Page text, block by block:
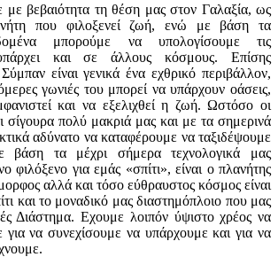
με βεβαιότητα τη θέση μας στον Γαλαξία, ως
που φιλοξενεί ζωή, ενώ με βάση τα
μπορούμε να υπολογίσουμε τις
και σε άλλους κόσμους. Επίσης
είναι γενικά ένα εχθρικό περιβάλλον,
γωνιές του μπορεί να υπάρχουν οάσεις,
και να εξελιχθεί η ζωή. Ωστόσο οι
σίγουρα πολύ μακριά μας και με τα σημερινά
αδύνατο να καταφέρουμε να ταξιδέψουμε
βάση τα μέχρι σήμερα τεχνολογικά μας
φιλόξενο για εμάς «σπίτι», είναι ο πλανήτης
αλλά και τόσο εύθραυστος κόσμος είναι
και το μοναδικό μας διαστημόπλοιο που μας
Διάστημα. Εχουμε λοιπόν ύψιστο χρέος να
για να συνεχίσουμε να υπάρχουμε και για να